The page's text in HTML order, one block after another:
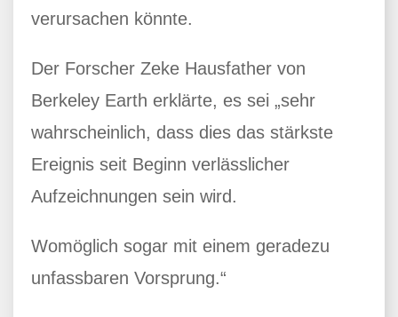
verursachen könnte.
Der Forscher Zeke Hausfather von
Berkeley Earth erklärte, es sei „sehr
wahrscheinlich, dass dies das stärkste
Ereignis seit Beginn verlässlicher
Aufzeichnungen sein wird.
Womöglich sogar mit einem geradezu
unfassbaren Vorsprung.“